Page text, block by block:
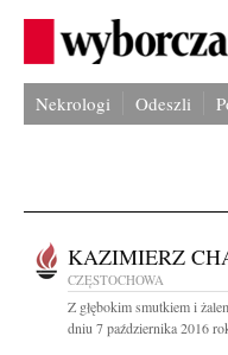
Nekrologi Odeszli
KAZIMIERZ
CZĘSTOCHOWA
Z głębokim smutkiem i
dniu 7 października 2016